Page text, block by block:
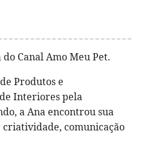
Canal Amo Meu Pet.
Produtos e
Interiores pela
a Ana encontrou sua
comunicação